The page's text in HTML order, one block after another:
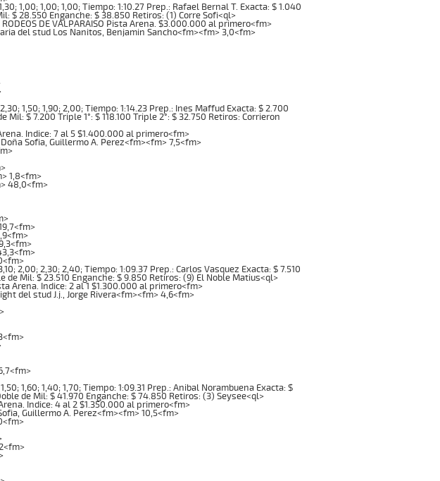
1,00; 1,00; 1,00; Tiempo: 1:10.27 Prep.: Rafael Bernal T. Exacta: $ 1.040
$ 28.550 Enganche: $ 38.850 Retiros: (1) Corre Sofi<ql>
RODEOS DE VALPARAISO Pista Arena. $3.000.000 al primero<fm>
del stud Los Nanitos, Benjamin Sancho<fm><fm> 3,0<fm>
1,50; 1,90; 2,00; Tiempo: 1:14.23 Prep.: Ines Maffud Exacta: $ 2.700
$ 7.200 Triple 1°: $ 118.100 Triple 2°: $ 32.750 Retiros: Corrieron
Indice: 7 al 5 $1.400.000 al primero<fm>
Sofia, Guillermo A. Perez<fm><fm> 7,5<fm>
1,8<fm>
48,0<fm>
2,00; 2,30; 2,40; Tiempo: 1:09.37 Prep.: Carlos Vasquez Exacta: $ 7.510
Mil: $ 23.510 Enganche: $ 9.850 Retiros: (9) El Noble Matius<ql>
Arena. Indice: 2 al 1 $1.300.000 al primero<fm>
del stud J.j., Jorge Rivera<fm><fm> 4,6<fm>
1,60; 1,40; 1,70; Tiempo: 1:09.31 Prep.: Anibal Norambuena Exacta: $
de Mil: $ 41.970 Enganche: $ 74.850 Retiros: (3) Seysee<ql>
Indice: 4 al 2 $1.350.000 al primero<fm>
Guillermo A. Perez<fm><fm> 10,5<fm>